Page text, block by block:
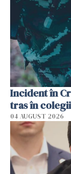
Incident în
tras în
04 AUGUST 2026